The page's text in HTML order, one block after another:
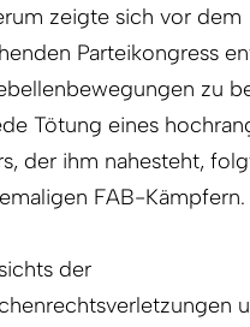
zeigte sich vor dem
Parteikongress
zu
Tötung eines
der ihm nahesteht,
FAB-Kämpfern.
der